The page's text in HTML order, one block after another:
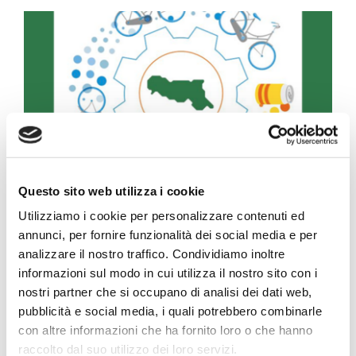
Questo sito web utilizza i cookie
Utilizziamo i cookie per personalizzare contenuti ed
annunci, per fornire funzionalità dei social media e per
analizzare il nostro traffico. Condividiamo inoltre
informazioni sul modo in cui utilizza il nostro sito con i
nostri partner che si occupano di analisi dei dati web,
pubblicità e social media, i quali potrebbero combinarle
con altre informazioni che ha fornito loro o che hanno
raccolto dal suo utilizzo dei loro servizi.
Progetto Cross Life
Contatti
Vai a Diemme Filtration
I fanghi da depurazione delle acque reflue sono
una risorsa sempre disponibile e destinata a
crescere nei prossimi anni: per questo la loro
valorizzazione è strategica in un’ottica
di economia circolare.
Dai fanghi è possibile produrre biogas